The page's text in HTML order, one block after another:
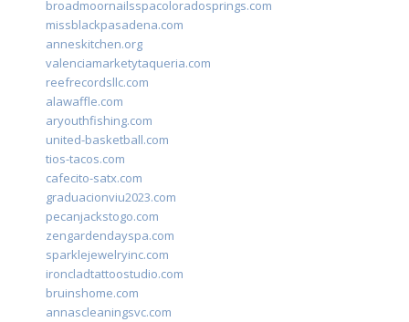
broadmoornailsspacoloradosprings.com
missblackpasadena.com
anneskitchen.org
valenciamarketytaqueria.com
reefrecordsllc.com
alawaffle.com
aryouthfishing.com
united-basketball.com
tios-tacos.com
cafecito-satx.com
graduacionviu2023.com
pecanjackstogo.com
zengardendayspa.com
sparklejewelryinc.com
ironcladtattoostudio.com
bruinshome.com
annascleaningsvc.com